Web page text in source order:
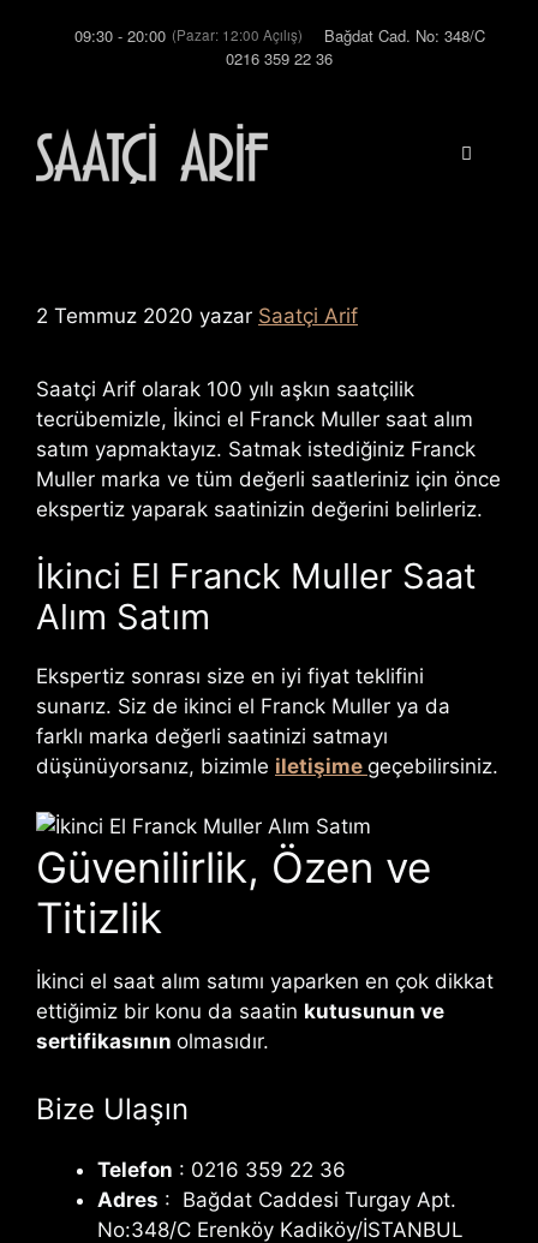
09:30 - 20:00 (Pazar: 12:00 Açılış)
Bağdat Cad. No: 348/C
0216 359 22 36
2 Temmuz 2020 yazar Saatçi Arif
Saatçi Arif olarak 100 yılı aşkın saatçilik
tecrübemizle, İkinci el Franck Muller saat alım
satım yapmaktayız. Satmak istediğiniz Franck
Muller marka ve tüm değerli saatleriniz için önce
ekspertiz yaparak saatinizin değerini belirleriz.
İkinci El Franck Muller Saat
Alım Satım
Ekspertiz sonrası size en iyi fiyat teklifini
sunarız. Siz de ikinci el Franck Muller ya da
farklı marka değerli saatinizi satmayı
düşünüyorsanız, bizimle iletişime geçebilirsiniz.
Güvenilirlik, Özen ve
Titizlik
İkinci el saat alım satımı yaparken en çok dikkat
ettiğimiz bir konu da saatin kutusunun ve
sertifikasının olmasıdır.
Bize Ulaşın
Telefon : 0216 359 22 36
Adres : Bağdat Caddesi Turgay Apt.
No:348/C Erenköy Kadiköy/İSTANBUL